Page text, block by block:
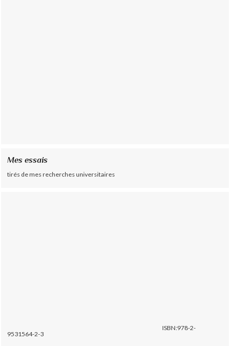
Mes essais
tirés de mes recherches universitaires
ISBN:978-2-
9531564-2-3